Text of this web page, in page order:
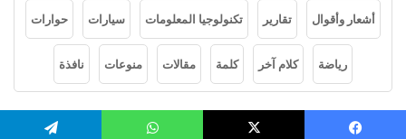
أشعار وأقوال تقارير تكنولوجيا المعلومات سيارات حوارات
رياضة كلام آخر كلمة مقالات منوعات نافذة